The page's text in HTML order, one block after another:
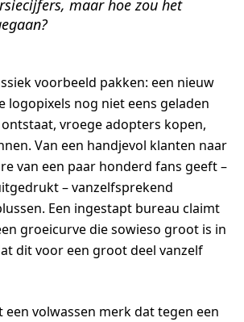
maar hoe zou het
voorbeeld pakken: een nieuw
logopixels nog niet eens geladen
vroege adopters kopen,
Van een handjevol klanten naar
van een paar honderd fans geeft –
– vanzelfsprekend
Een ingestapt bureau claimt
groeicurve die sowieso groot is in
dit voor een groot deel vanzelf
volwassen merk dat tegen een